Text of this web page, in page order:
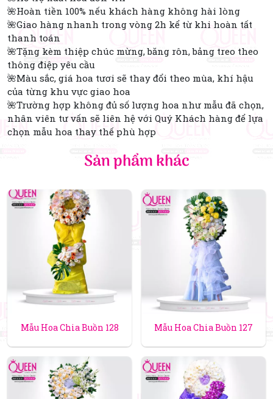
🌺Hoàn tiền 100% nếu khách hàng không hài lòng
🌺Giao hàng nhanh trong vòng 2h kể từ khi hoàn tất
thanh toán
🌺Tặng kèm thiệp chúc mừng, băng rôn, bảng treo theo
thông điệp yêu cầu
🌺Màu sắc, giá hoa tươi sẽ thay đổi theo mùa, khí hậu
của từng khu vực giao hoa
🌺Trường hợp không đủ số lượng hoa như mẫu đã chọn,
nhân viên tư vấn sẽ liên hệ với Quý Khách hàng để lựa
chọn mẫu hoa thay thế phù hợp
Sản phẩm khác
Mẫu Hoa Chia Buồn 128 Mẫu Hoa Chia Buồn 127